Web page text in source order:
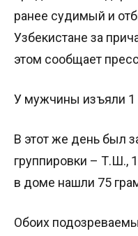
ранее судимый и
Узбекистане за
этом сообщает
У мужчины изъяли 1
В этот же день был
группировки – Т.Ш.,
в доме нашли 75
Обоих